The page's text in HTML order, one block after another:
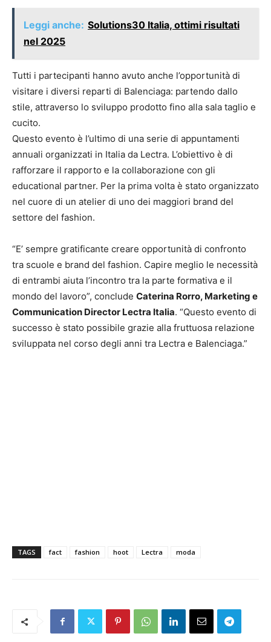
Leggi anche: Solutions30 Italia, ottimi risultati
nel 2025
Tutti i partecipanti hanno avuto anche l’opportunità di
visitare i diversi reparti di Balenciaga: partendo dallo
stile, attraverso lo sviluppo prodotto fino alla sala taglio e
cucito.
Questo evento è l’ultimo di una serie di appuntamenti
annuali organizzati in Italia da Lectra. L’obiettivo è di
rafforzare il rapporto e la collaborazione con gli
educational partner. Per la prima volta è stato organizzato
nel cuore di un atelier di uno dei maggiori brand del
settore del fashion.
“E’ sempre gratificante creare opportunità di confronto
tra scuole e brand del fashion. Capire meglio le necessità
di entrambi aiuta l’incontro tra la parte formativa e il
mondo del lavoro”, conclude Caterina Rorro, Marketing e
Communication Director Lectra Italia. “Questo evento di
successo è stato possibile grazie alla fruttuosa relazione
sviluppata nel corso degli anni tra Lectra e Balenciaga.”
TAGS fact fashion hoot Lectra moda